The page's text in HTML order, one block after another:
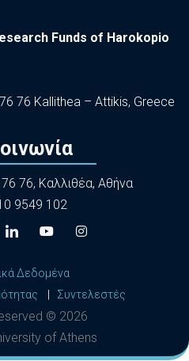
Funds of Harokopio
76 Kallithea – Attikis, Greece
76, Καλλιθέα, Αθήνα
9549 102
Δεδομένα
Συντελεστές
© 2026
of Athens